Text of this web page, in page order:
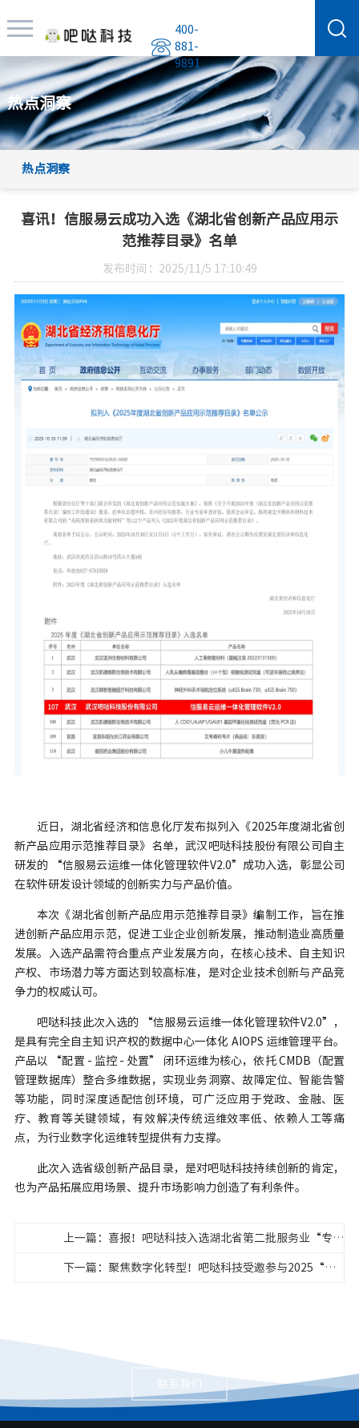
400-
881-
9891
热点洞察
热点洞察
喜讯！信服易云成功入选《湖北省创新产品应用示
范推荐目录》名单
发布时间：2025/11/5 17:10:49
近日，湖北省经济和信息化厅发布拟列入《2025年度湖北省创
新产品应用示范推荐目录》名单，武汉吧哒科技股份有限公司自主
研发的 “信服易云运维一体化管理软件V2.0”成功入选，彰显公司
在软件研发设计领域的创新实力与产品价值。
本次《湖北省创新产品应用示范推荐目录》编制工作，旨在推
进创新产品应用示范，促进工业企业创新发展，推动制造业高质量
发展。入选产品需符合重点产业发展方向，在核心技术、自主知识
产权、市场潜力等方面达到较高标准，是对企业技术创新与产品竞
争力的权威认可。
吧哒科技此次入选的 “信服易云运维一体化管理软件V2.0”，
是具有完全自主知识产权的数据中心一体化 AIOPS 运维管理平台。
产品以 “配置 - 监控 - 处置” 闭环运维为核心，依托 CMDB（配置
管理数据库）整合多维数据，实现业务洞察、故障定位、智能告警
等功能，同时深度适配信创环境，可广泛应用于党政、金融、医
疗、教育等关键领域，有效解决传统运维效率低、依赖人工等痛
点，为行业数字化运维转型提供有力支撑。
此次入选省级创新产品目录，是对吧哒科技持续创新的肯定，
也为产品拓展应用场景、提升市场影响力创造了有利条件。
上一篇：喜报！吧哒科技入选湖北省第二批服务业“专精特新”企业名单
下一篇：聚焦数字化转型！吧哒科技受邀参与2025“工软强基 建功支点”活动
联系我们